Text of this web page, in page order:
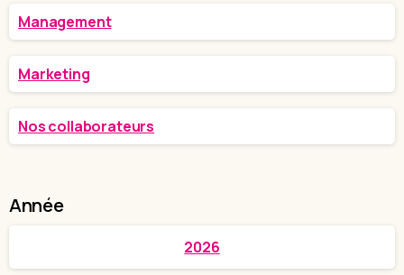
Management
Marketing
Nos collaborateurs
Année
2026